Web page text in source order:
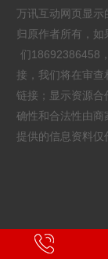
万讯互动网页显
归原作者所有，
们18692386458
接，我们将在审查
链接；显示资源合
确性和合法性由商
提供的信息资料仅